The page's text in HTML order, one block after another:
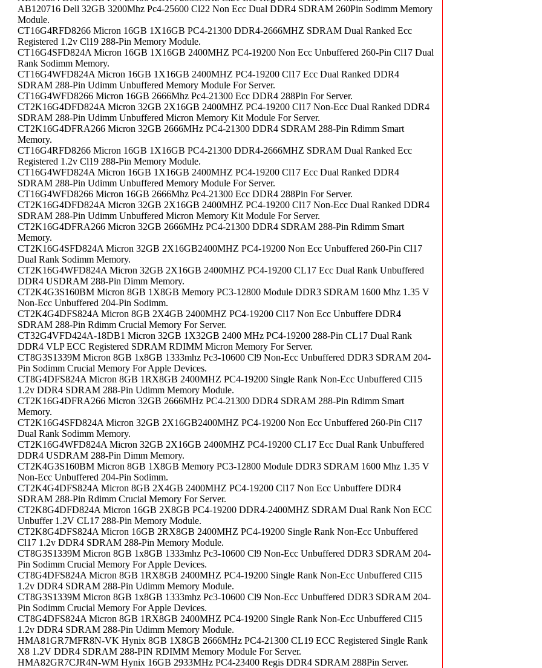
AB120716 Dell 32GB 3200Mhz Pc4-25600 Cl22 Non Ecc Dual DDR4 SDRAM 260Pin Sodimm Memory
Module.
CT16G4RFD8266 Micron 16GB 1X16GB PC4-21300 DDR4-2666MHZ SDRAM Dual Ranked Ecc
Registered 1.2v Cl19 288-Pin Memory Module.
CT16G4SFD824A Micron 16GB 1X16GB 2400MHZ PC4-19200 Non Ecc Unbuffered 260-Pin Cl17 Dual
Rank Sodimm Memory.
CT16G4WFD824A Micron 16GB 1X16GB 2400MHZ PC4-19200 Cl17 Ecc Dual Ranked DDR4
SDRAM 288-Pin Udimm Unbuffered Memory Module For Server.
CT16G4WFD8266 Micron 16GB 2666Mhz Pc4-21300 Ecc DDR4 288Pin For Server.
CT2K16G4DFD824A Micron 32GB 2X16GB 2400MHZ PC4-19200 Cl17 Non-Ecc Dual Ranked DDR4
SDRAM 288-Pin Udimm Unbuffered Micron Memory Kit Module For Server.
CT2K16G4DFRA266 Micron 32GB 2666MHz PC4-21300 DDR4 SDRAM 288-Pin Rdimm Smart
Memory.
CT16G4RFD8266 Micron 16GB 1X16GB PC4-21300 DDR4-2666MHZ SDRAM Dual Ranked Ecc
Registered 1.2v Cl19 288-Pin Memory Module.
CT16G4WFD824A Micron 16GB 1X16GB 2400MHZ PC4-19200 Cl17 Ecc Dual Ranked DDR4
SDRAM 288-Pin Udimm Unbuffered Memory Module For Server.
CT16G4WFD8266 Micron 16GB 2666Mhz Pc4-21300 Ecc DDR4 288Pin For Server.
CT2K16G4DFD824A Micron 32GB 2X16GB 2400MHZ PC4-19200 Cl17 Non-Ecc Dual Ranked DDR4
SDRAM 288-Pin Udimm Unbuffered Micron Memory Kit Module For Server.
CT2K16G4DFRA266 Micron 32GB 2666MHz PC4-21300 DDR4 SDRAM 288-Pin Rdimm Smart
Memory.
CT2K16G4SFD824A Micron 32GB 2X16GB2400MHZ PC4-19200 Non Ecc Unbuffered 260-Pin Cl17
Dual Rank Sodimm Memory.
CT2K16G4WFD824A Micron 32GB 2X16GB 2400MHZ PC4-19200 CL17 Ecc Dual Rank Unbuffered
DDR4 USDRAM 288-Pin Dimm Memory.
CT2K4G3S160BM Micron 8GB 1X8GB Memory PC3-12800 Module DDR3 SDRAM 1600 Mhz 1.35 V
Non-Ecc Unbuffered 204-Pin Sodimm.
CT2K4G4DFS824A Micron 8GB 2X4GB 2400MHZ PC4-19200 Cl17 Non Ecc Unbuffere DDR4
SDRAM 288-Pin Rdimm Crucial Memory For Server.
CT32G4VFD424A-18DB1 Micron 32GB 1X32GB 2400 MHz PC4-19200 288-Pin CL17 Dual Rank
DDR4 VLP ECC Registered SDRAM RDIMM Micron Memory For Server.
CT8G3S1339M Micron 8GB 1x8GB 1333mhz Pc3-10600 Cl9 Non-Ecc Unbuffered DDR3 SDRAM 204-
Pin Sodimm Crucial Memory For Apple Devices.
CT8G4DFS824A Micron 8GB 1RX8GB 2400MHZ PC4-19200 Single Rank Non-Ecc Unbuffered Cl15
1.2v DDR4 SDRAM 288-Pin Udimm Memory Module.
CT2K16G4DFRA266 Micron 32GB 2666MHz PC4-21300 DDR4 SDRAM 288-Pin Rdimm Smart
Memory.
CT2K16G4SFD824A Micron 32GB 2X16GB2400MHZ PC4-19200 Non Ecc Unbuffered 260-Pin Cl17
Dual Rank Sodimm Memory.
CT2K16G4WFD824A Micron 32GB 2X16GB 2400MHZ PC4-19200 CL17 Ecc Dual Rank Unbuffered
DDR4 USDRAM 288-Pin Dimm Memory.
CT2K4G3S160BM Micron 8GB 1X8GB Memory PC3-12800 Module DDR3 SDRAM 1600 Mhz 1.35 V
Non-Ecc Unbuffered 204-Pin Sodimm.
CT2K4G4DFS824A Micron 8GB 2X4GB 2400MHZ PC4-19200 Cl17 Non Ecc Unbuffere DDR4
SDRAM 288-Pin Rdimm Crucial Memory For Server.
CT2K8G4DFD824A Micron 16GB 2X8GB PC4-19200 DDR4-2400MHZ SDRAM Dual Rank Non ECC
Unbuffer 1.2V CL17 288-Pin Memory Module.
CT2K8G4DFS824A Micron 16GB 2RX8GB 2400MHZ PC4-19200 Single Rank Non-Ecc Unbuffered
Cl17 1.2v DDR4 SDRAM 288-Pin Memory Module.
CT8G3S1339M Micron 8GB 1x8GB 1333mhz Pc3-10600 Cl9 Non-Ecc Unbuffered DDR3 SDRAM 204-
Pin Sodimm Crucial Memory For Apple Devices.
CT8G4DFS824A Micron 8GB 1RX8GB 2400MHZ PC4-19200 Single Rank Non-Ecc Unbuffered Cl15
1.2v DDR4 SDRAM 288-Pin Udimm Memory Module.
CT8G3S1339M Micron 8GB 1x8GB 1333mhz Pc3-10600 Cl9 Non-Ecc Unbuffered DDR3 SDRAM 204-
Pin Sodimm Crucial Memory For Apple Devices.
CT8G4DFS824A Micron 8GB 1RX8GB 2400MHZ PC4-19200 Single Rank Non-Ecc Unbuffered Cl15
1.2v DDR4 SDRAM 288-Pin Udimm Memory Module.
HMA81GR7MFR8N-VK Hynix 8GB 1X8GB 2666MHz PC4-21300 CL19 ECC Registered Single Rank
X8 1.2V DDR4 SDRAM 288-PIN RDIMM Memory Module For Server.
HMA82GR7CJR4N-WM Hynix 16GB 2933MHz PC4-23400 Regis DDR4 SDRAM 288Pin Server.